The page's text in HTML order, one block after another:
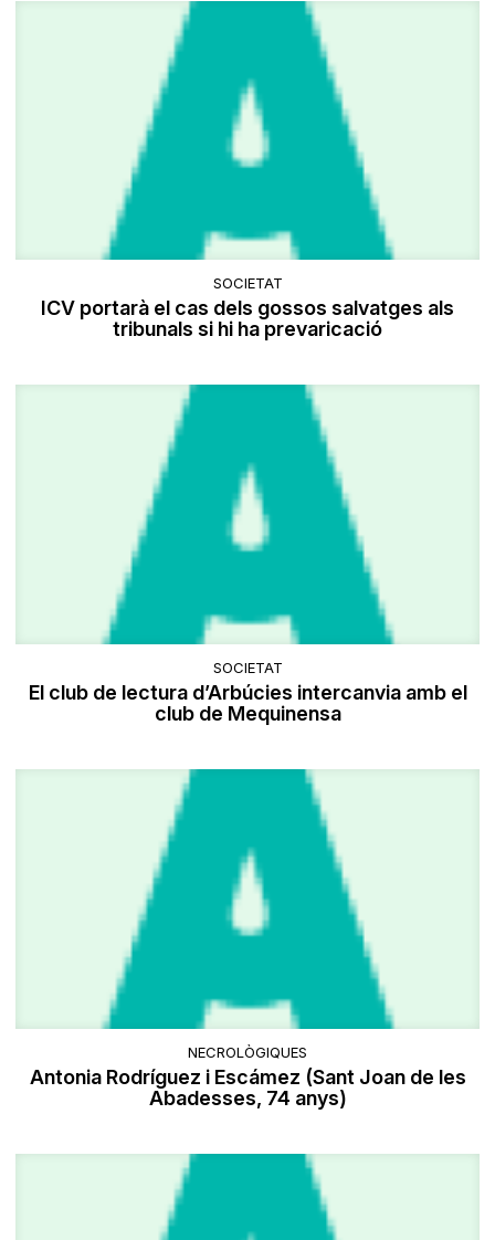
SOCIETAT
ICV portarà el cas dels gossos salvatges als
tribunals si hi ha prevaricació
SOCIETAT
El club de lectura d’Arbúcies intercanvia amb el
club de Mequinensa
NECROLÒGIQUES
Antonia Rodríguez i Escámez (Sant Joan de les
Abadesses, 74 anys)